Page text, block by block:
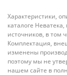
Характеристики,
каталоге
источников, в том
Комплектация,
изменены
поэтому мы не
нашем сайте в